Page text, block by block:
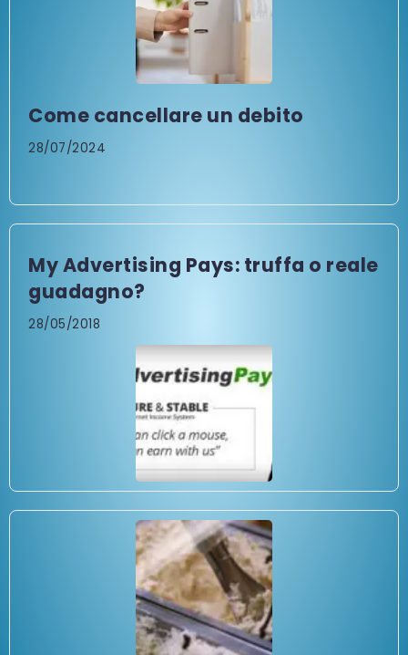
Come cancellare un debito
28/07/2024
My Advertising Pays: truffa o reale
guadagno?
28/05/2018